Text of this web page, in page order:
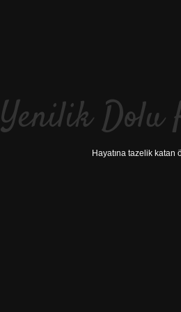
Yenilik Dolu
Hayatına tazelik katan